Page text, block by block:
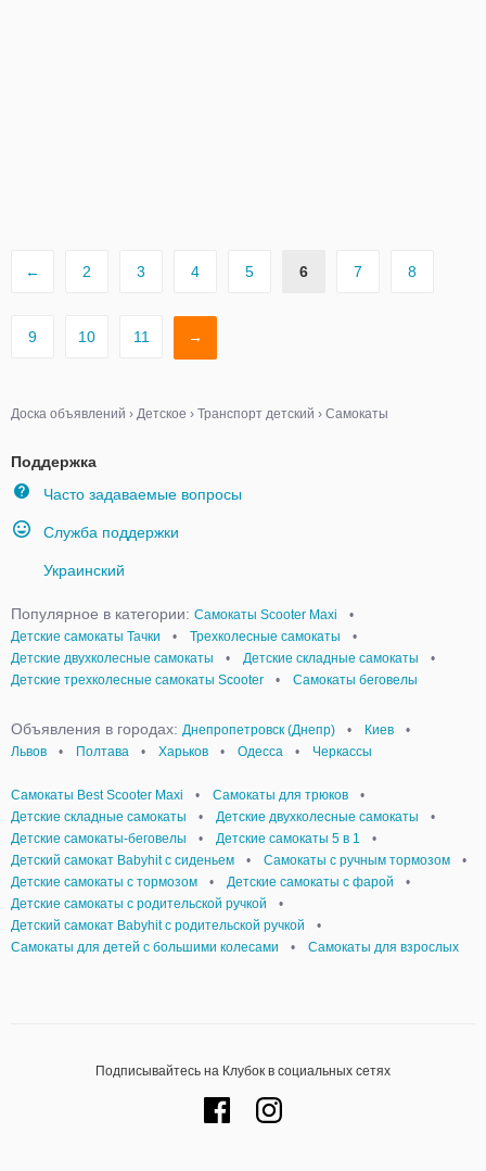
← 2 3 4 5 6 7 8
9 10 11 →
Доска объявлений › Детское › Транспорт детский › Самокаты
Поддержка
Часто задаваемые вопросы
Служба поддержки
Украинский
Популярное в категории: Самокаты Scooter Maxi
•
Детские самокаты Тачки
• Трехколесные самокаты
•
Детские двухколесные самокаты
• Детские складные самокаты
•
Детские трехколесные самокаты Scooter
• Самокаты беговелы
Объявления в городах: Днепропетровск (Днепр) • Киев
•
Львов
• Полтава • Харьков • Одесса • Черкассы
Самокаты Best Scooter Maxi • Самокаты для трюков
•
Детские складные самокаты
• Детские двухколесные самокаты
•
Детские самокаты-беговелы
• Детские самокаты 5 в 1
•
Детский самокат Babyhit с сиденьем
• Самокаты с ручным тормозом
•
Детские самокаты с тормозом
• Детские самокаты с фарой
•
Детские самокаты с родительской ручкой
•
Детский самокат Babyhit с родительской ручкой
•
Самокаты для детей с большими колесами
• Самокаты для взрослых
Подписывайтесь на Клубок в социальных сетях